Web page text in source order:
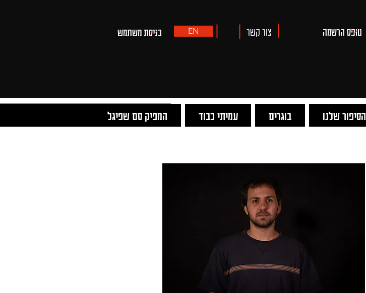
EN צור קשר
הסיפור שלנו בוגרים עמיתי כבוד המפיק סם שפיגל